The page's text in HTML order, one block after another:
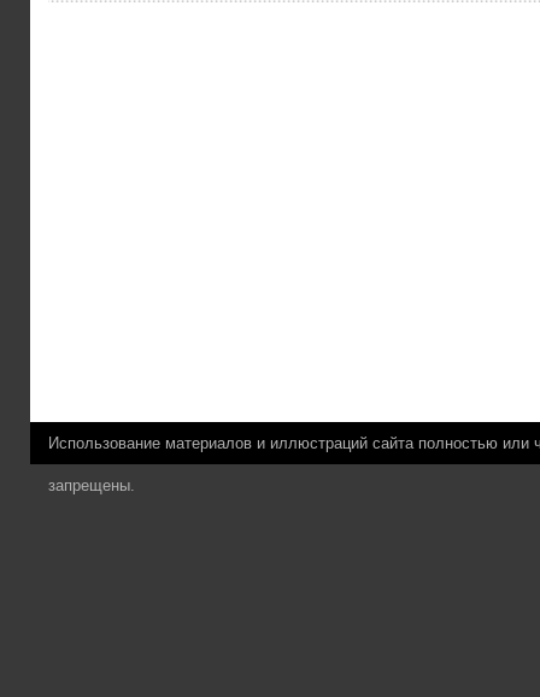
Использование материалов и иллюстраций сайта полностью
запрещены.